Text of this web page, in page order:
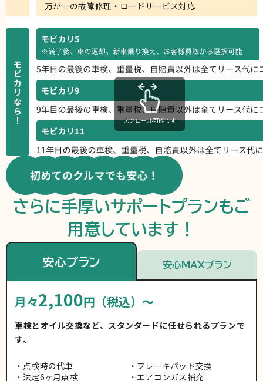
万が一の故障修理・ロードサービス対応
モ
ビ
カ
リ
な
ら
！
スクロール可能です
さらに手厚いサポートプランもご
用意しています！
安心プラン 安心MAXプラン
月々2,100円（税込）～
車検とオイル交換など、スタンダードに任せられるプランで
す。
点検時の代車
法定6ヶ月点検
ブレーキパッド交換
エアコンガス補充